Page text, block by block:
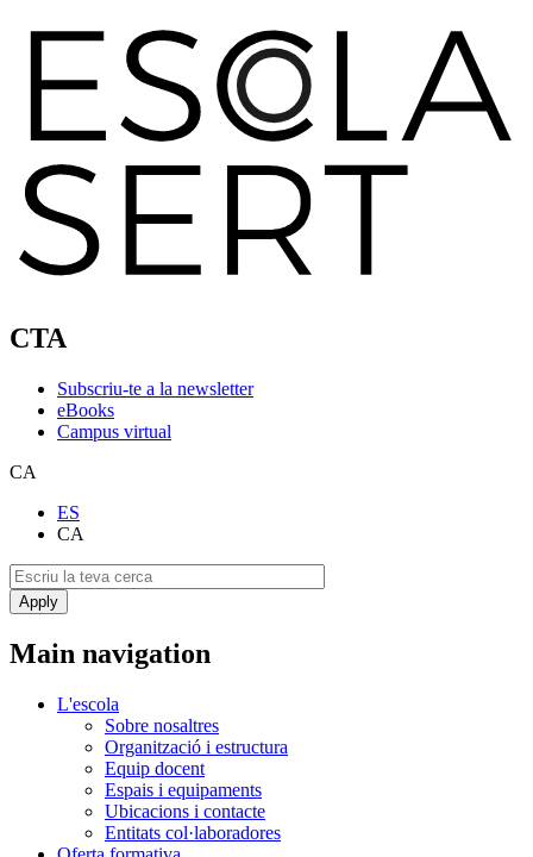
CTA
Subscriu-te a la newsletter
eBooks
Campus virtual
CA
ES
CA
Main navigation
L'escola
Sobre nosaltres
Organització i estructura
Equip docent
Espais i equipaments
Ubicacions i contacte
Entitats col·laboradores